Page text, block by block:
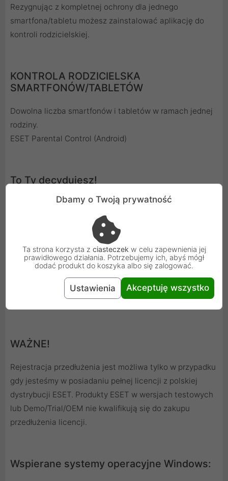
Rezygnując z kompletnej ochrony dla jednego
smartfona/tabletu możesz zainstalować aplikację do
kontroli rodzicielskiej.
KONTROLA RODZICIELSKA
SMARTFONÓW/TABLETÓW
Dowolna liczba smartfonów i tabletów w ramach jednej
rodziny.
ESET Parental Control (Android)
To Ty decydujesz!
WAŻNE!
Rejestracja przedłużenia jest możliwa tylko w przypadku
gdy jesteśmy w posiadaniu pełnej licencji z polskiej
dystrybucji ESET. Produkty ESET w wersjach testowych
lub Demo/Trial/OEM nie kwalifikują się do zakupu
przedłużenia licencji.
Wspierane systemy operacyjne Windows:
Dbamy o Twoją prywatność
Ta strona korzysta z ciasteczek w celu zapewnienia jej
prawidłowego działania. Potrzebujemy ich, abyś mógł
dodać produkt do koszyka albo się zalogować.
Ustawienia Akceptuję wszystko